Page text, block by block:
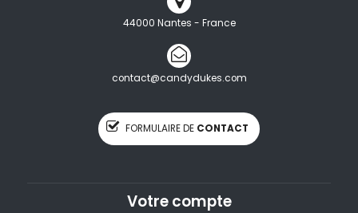
44000 Nantes - France
contact@candydukes.com
FORMULAIRE DE CONTACT
Votre compte